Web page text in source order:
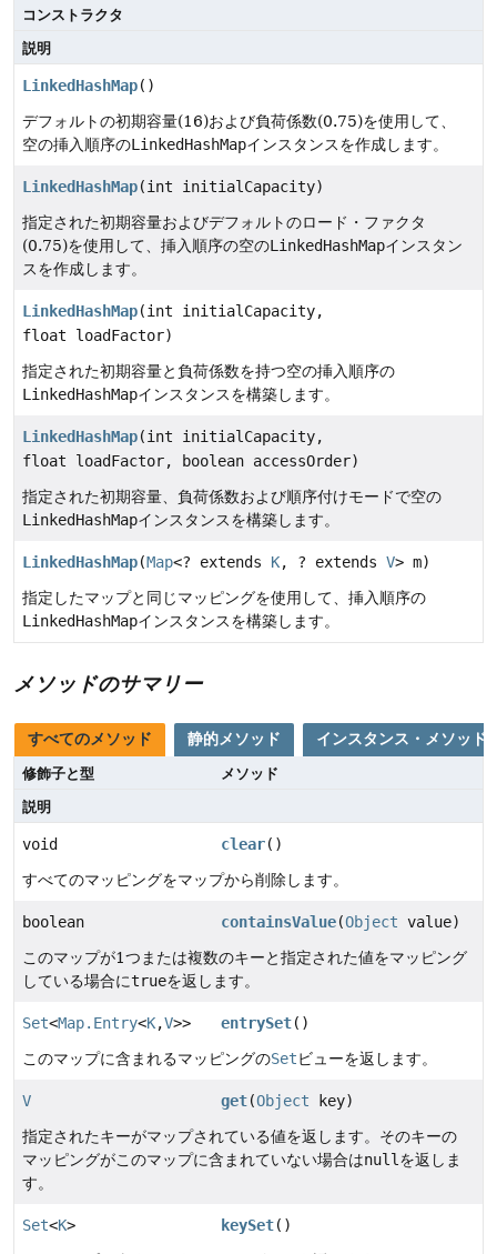
コンストラクタ
説明
LinkedHashMap()
デフォルトの初期容量(16)および負荷係数(0.75)を使用して、
空の挿入順序のLinkedHashMapインスタンスを作成します。
LinkedHashMap(int initialCapacity)
指定された初期容量およびデフォルトのロード・ファクタ
(0.75)を使用して、挿入順序の空のLinkedHashMapインスタン
スを作成します。
LinkedHashMap(int initialCapacity,
float loadFactor)
指定された初期容量と負荷係数を持つ空の挿入順序の
LinkedHashMapインスタンスを構築します。
LinkedHashMap(int initialCapacity,
float loadFactor, boolean accessOrder)
指定された初期容量、負荷係数および順序付けモードで空の
LinkedHashMapインスタンスを構築します。
LinkedHashMap(Map<? extends K, ? extends V> m)
指定したマップと同じマッピングを使用して、挿入順序の
LinkedHashMapインスタンスを構築します。
メソッドのサマリー
すべてのメソッド 静的メソッド インスタンス・メソッド
修飾子と型
メソッド
説明
void clear()
すべてのマッピングをマップから削除します。
boolean containsValue(Object value)
このマップが1つまたは複数のキーと指定された値をマッピング
している場合にtrueを返します。
Set<Map.Entry<K,V>> entrySet()
このマップに含まれるマッピングのSetビューを返します。
V get(Object key)
指定されたキーがマップされている値を返します。そのキーの
マッピングがこのマップに含まれていない場合はnullを返しま
す。
Set<K> keySet()